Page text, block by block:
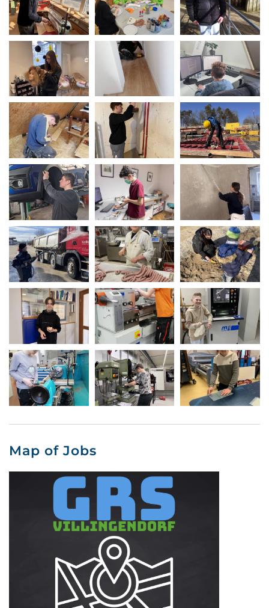
Map of Jobs